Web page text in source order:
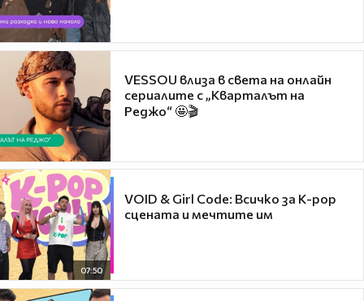
VESSOU влиза в света на онлайн
сериалите с „Кварталът на
Реджо“ 🤩🎬
07:50
VOID & Girl Code: Всичко за K-pop
сцената и мечтите им